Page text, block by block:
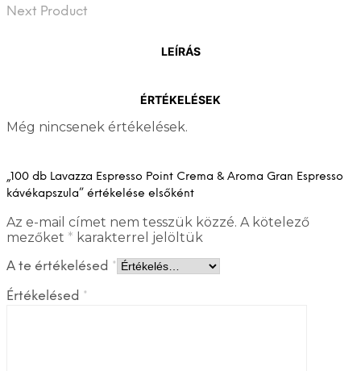
Next Product
LEÍRÁS
ÉRTÉKELÉSEK
Még nincsenek értékelések.
„100 db Lavazza Espresso Point Crema & Aroma Gran Espresso
kávékapszula” értékelése elsőként
Az e-mail címet nem tesszük közzé. A kötelező
mezőket * karakterrel jelöltük
A te értékelésed *
Értékelésed *